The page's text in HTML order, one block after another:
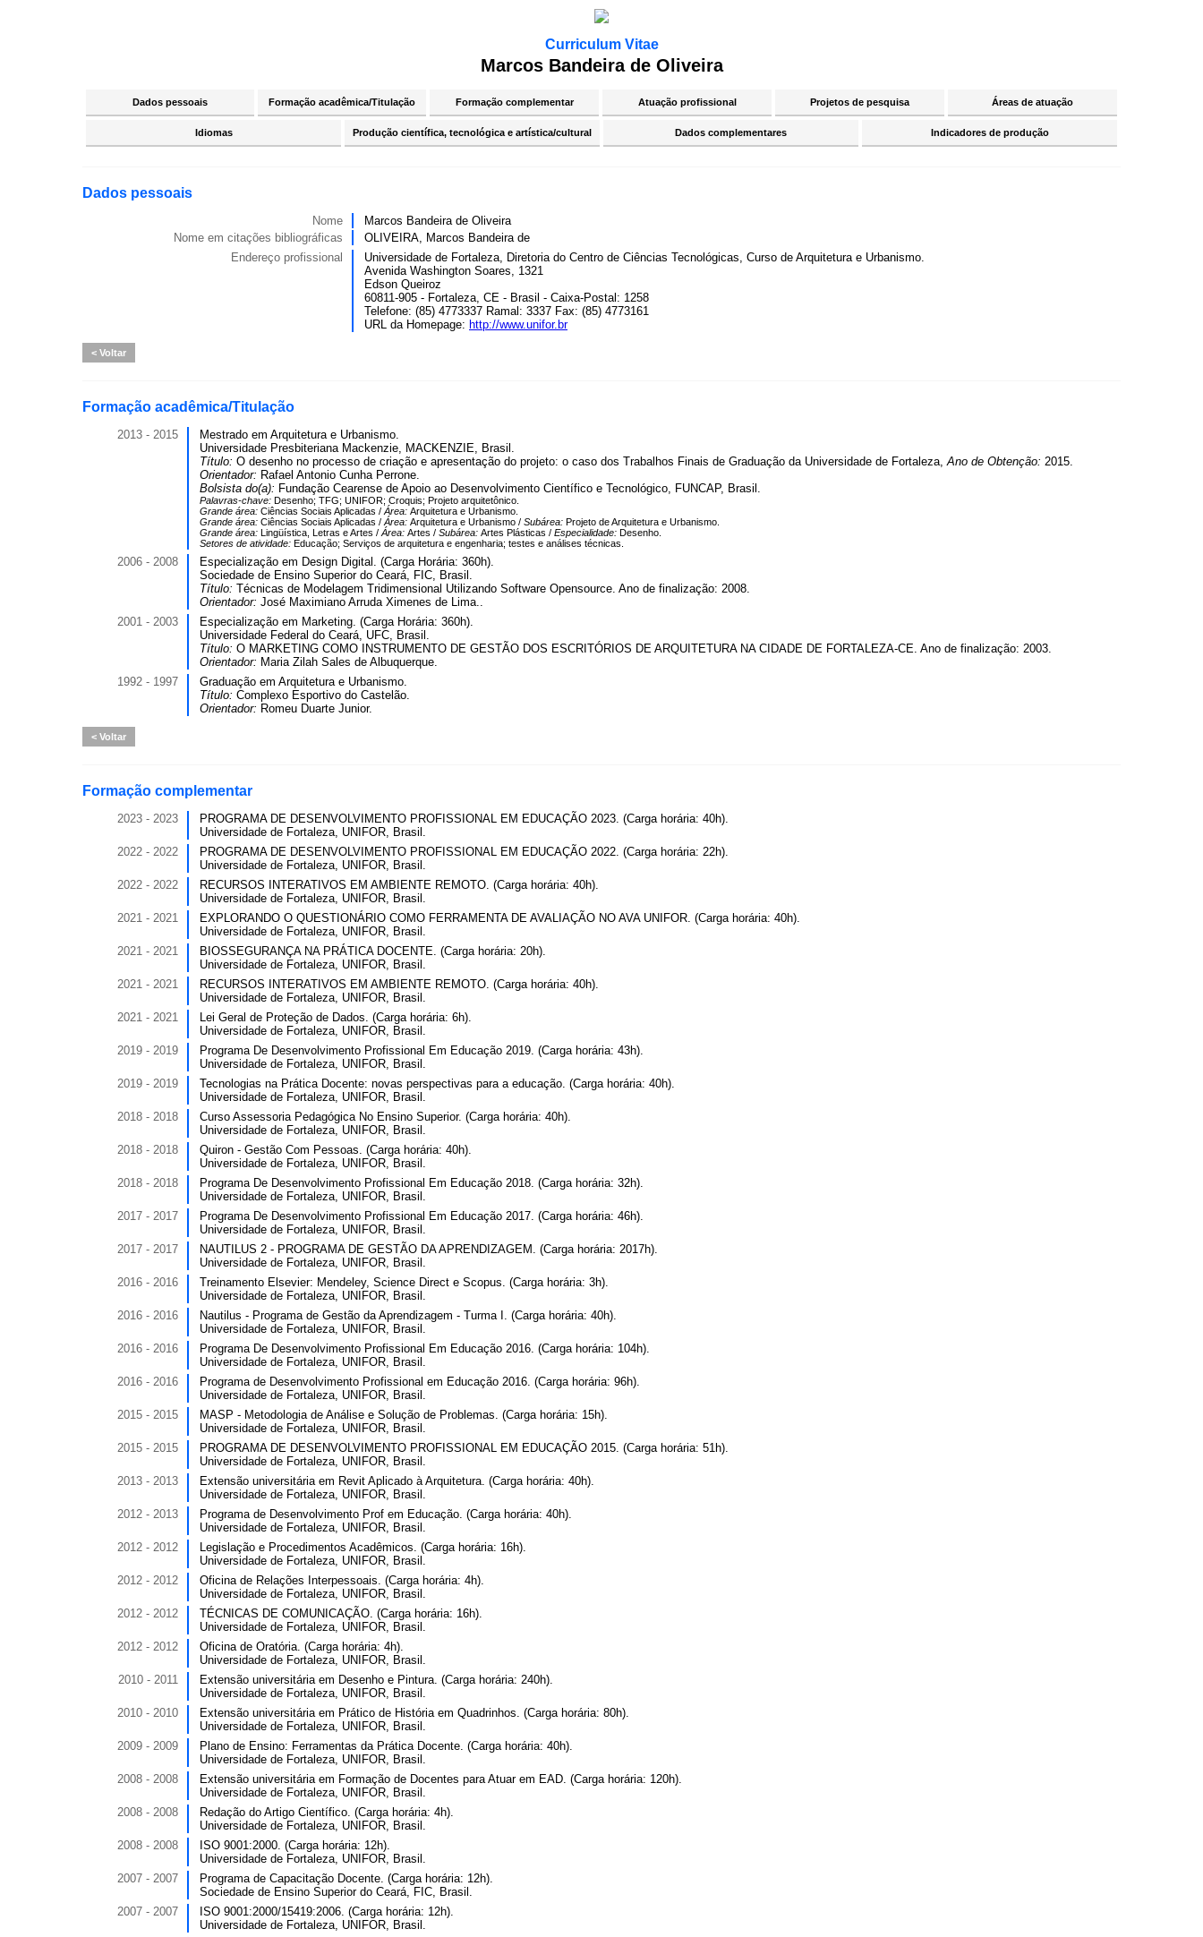
Curriculum Vitae
Marcos Bandeira de Oliveira
Dados pessoais Formação acadêmica/Titulação Formação complementar Atuação profissional Projetos de pesquisa Áreas de atuação
Idiomas Produção científica, tecnológica e artística/cultural Dados complementares Indicadores de produção
Dados pessoais
Nome
Marcos Bandeira de Oliveira
Nome em citações bibliográficas
OLIVEIRA, Marcos Bandeira de
Endereço profissional
Universidade de Fortaleza, Diretoria do Centro de Ciências Tecnológicas, Curso de Arquitetura e Urbanismo.
Avenida Washington Soares, 1321
Edson Queiroz
60811-905 - Fortaleza, CE - Brasil - Caixa-Postal: 1258
Telefone: (85) 4773337 Ramal: 3337 Fax: (85) 4773161
URL da Homepage: http://www.unifor.br
Voltar
Formação acadêmica/Titulação
2013 - 2015
Mestrado em Arquitetura e Urbanismo.
Universidade Presbiteriana Mackenzie, MACKENZIE, Brasil.
Título: O desenho no processo de criação e apresentação do projeto: o caso dos Trabalhos Finais de Graduação da Universidade de Fortaleza,Ano de Obtenção: 2015.
Orientador: Rafael Antonio Cunha Perrone.
Bolsista do(a): Fundação Cearense de Apoio ao Desenvolvimento Científico e Tecnológico, FUNCAP, Brasil.
Palavras-chave: Desenho; TFG; UNIFOR; Croquis; Projeto arquitetônico.
Grande área: Ciências Sociais Aplicadas / Área: Arquitetura e Urbanismo.
Grande área: Ciências Sociais Aplicadas / Área: Arquitetura e Urbanismo / Subárea: Projeto de Arquitetura e Urbanismo.
Grande área: Lingüística, Letras e Artes / Área: Artes / Subárea: Artes Plásticas / Especialidade: Desenho.
Setores de atividade: Educação; Serviços de arquitetura e engenharia; testes e análises técnicas.
2006 - 2008
Especialização em Design Digital. (Carga Horária: 360h).
Sociedade de Ensino Superior do Ceará, FIC, Brasil.
Título: Técnicas de Modelagem Tridimensional Utilizando Software Opensource. Ano de finalização: 2008.
Orientador: José Maximiano Arruda Ximenes de Lima..
2001 - 2003
Especialização em Marketing. (Carga Horária: 360h).
Universidade Federal do Ceará, UFC, Brasil.
Título: O MARKETING COMO INSTRUMENTO DE GESTÃO DOS ESCRITÓRIOS DE ARQUITETURA NA CIDADE DE FORTALEZA-CE. Ano de finalização: 2003.
Orientador: Maria Zilah Sales de Albuquerque.
1992 - 1997
Graduação em Arquitetura e Urbanismo.
Título: Complexo Esportivo do Castelão.
Orientador: Romeu Duarte Junior.
Voltar
Formação complementar
2023 - 2023
PROGRAMA DE DESENVOLVIMENTO PROFISSIONAL EM EDUCAÇÃO 2023. (Carga horária: 40h).
Universidade de Fortaleza, UNIFOR, Brasil.
2022 - 2022
PROGRAMA DE DESENVOLVIMENTO PROFISSIONAL EM EDUCAÇÃO 2022. (Carga horária: 22h).
Universidade de Fortaleza, UNIFOR, Brasil.
2022 - 2022
RECURSOS INTERATIVOS EM AMBIENTE REMOTO. (Carga horária: 40h).
Universidade de Fortaleza, UNIFOR, Brasil.
2021 - 2021
EXPLORANDO O QUESTIONÁRIO COMO FERRAMENTA DE AVALIAÇÃO NO AVA UNIFOR. (Carga horária: 40h).
Universidade de Fortaleza, UNIFOR, Brasil.
2021 - 2021
BIOSSEGURANÇA NA PRÁTICA DOCENTE. (Carga horária: 20h).
Universidade de Fortaleza, UNIFOR, Brasil.
2021 - 2021
RECURSOS INTERATIVOS EM AMBIENTE REMOTO. (Carga horária: 40h).
Universidade de Fortaleza, UNIFOR, Brasil.
2021 - 2021
Lei Geral de Proteção de Dados. (Carga horária: 6h).
Universidade de Fortaleza, UNIFOR, Brasil.
2019 - 2019
Programa De Desenvolvimento Profissional Em Educação 2019. (Carga horária: 43h).
Universidade de Fortaleza, UNIFOR, Brasil.
2019 - 2019
Tecnologias na Prática Docente: novas perspectivas para a educação. (Carga horária: 40h).
Universidade de Fortaleza, UNIFOR, Brasil.
2018 - 2018
Curso Assessoria Pedagógica No Ensino Superior. (Carga horária: 40h).
Universidade de Fortaleza, UNIFOR, Brasil.
2018 - 2018
Quiron - Gestão Com Pessoas. (Carga horária: 40h).
Universidade de Fortaleza, UNIFOR, Brasil.
2018 - 2018
Programa De Desenvolvimento Profissional Em Educação 2018. (Carga horária: 32h).
Universidade de Fortaleza, UNIFOR, Brasil.
2017 - 2017
Programa De Desenvolvimento Profissional Em Educação 2017. (Carga horária: 46h).
Universidade de Fortaleza, UNIFOR, Brasil.
2017 - 2017
NAUTILUS 2 - PROGRAMA DE GESTÃO DA APRENDIZAGEM. (Carga horária: 2017h).
Universidade de Fortaleza, UNIFOR, Brasil.
2016 - 2016
Treinamento Elsevier: Mendeley, Science Direct e Scopus. (Carga horária: 3h).
Universidade de Fortaleza, UNIFOR, Brasil.
2016 - 2016
Nautilus - Programa de Gestão da Aprendizagem - Turma I. (Carga horária: 40h).
Universidade de Fortaleza, UNIFOR, Brasil.
2016 - 2016
Programa De Desenvolvimento Profissional Em Educação 2016. (Carga horária: 104h).
Universidade de Fortaleza, UNIFOR, Brasil.
2016 - 2016
Programa de Desenvolvimento Profissional em Educação 2016. (Carga horária: 96h).
Universidade de Fortaleza, UNIFOR, Brasil.
2015 - 2015
MASP - Metodologia de Análise e Solução de Problemas. (Carga horária: 15h).
Universidade de Fortaleza, UNIFOR, Brasil.
2015 - 2015
PROGRAMA DE DESENVOLVIMENTO PROFISSIONAL EM EDUCAÇÃO 2015. (Carga horária: 51h).
Universidade de Fortaleza, UNIFOR, Brasil.
2013 - 2013
Extensão universitária em Revit Aplicado à Arquitetura. (Carga horária: 40h).
Universidade de Fortaleza, UNIFOR, Brasil.
2012 - 2013
Programa de Desenvolvimento Prof em Educação. (Carga horária: 40h).
Universidade de Fortaleza, UNIFOR, Brasil.
2012 - 2012
Legislação e Procedimentos Acadêmicos. (Carga horária: 16h).
Universidade de Fortaleza, UNIFOR, Brasil.
2012 - 2012
Oficina de Relações Interpessoais. (Carga horária: 4h).
Universidade de Fortaleza, UNIFOR, Brasil.
2012 - 2012
TÉCNICAS DE COMUNICAÇÃO. (Carga horária: 16h).
Universidade de Fortaleza, UNIFOR, Brasil.
2012 - 2012
Oficina de Oratória. (Carga horária: 4h).
Universidade de Fortaleza, UNIFOR, Brasil.
2010 - 2011
Extensão universitária em Desenho e Pintura. (Carga horária: 240h).
Universidade de Fortaleza, UNIFOR, Brasil.
2010 - 2010
Extensão universitária em Prático de História em Quadrinhos. (Carga horária: 80h).
Universidade de Fortaleza, UNIFOR, Brasil.
2009 - 2009
Plano de Ensino: Ferramentas da Prática Docente. (Carga horária: 40h).
Universidade de Fortaleza, UNIFOR, Brasil.
2008 - 2008
Extensão universitária em Formação de Docentes para Atuar em EAD. (Carga horária: 120h).
Universidade de Fortaleza, UNIFOR, Brasil.
2008 - 2008
Redação do Artigo Científico. (Carga horária: 4h).
Universidade de Fortaleza, UNIFOR, Brasil.
2008 - 2008
ISO 9001:2000. (Carga horária: 12h).
Universidade de Fortaleza, UNIFOR, Brasil.
2007 - 2007
Programa de Capacitação Docente. (Carga horária: 12h).
Sociedade de Ensino Superior do Ceará, FIC, Brasil.
2007 - 2007
ISO 9001:2000/15419:2006. (Carga horária: 12h).
Universidade de Fortaleza, UNIFOR, Brasil.